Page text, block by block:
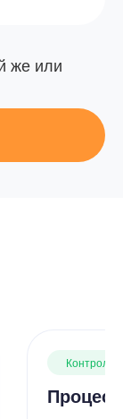
же или